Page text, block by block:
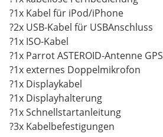
?1x Kabel für iPod/iPhone
?2x USB-Kabel für USBAnschluss
?1x ISO-Kabel
?1x Parrot ASTEROID-Antenne GPS
?1x externes Doppelmikrofon
?1x Displaykabel
?1x Displayhalterung
?1x Schnellstartanleitung
?3x Kabelbefestigungen